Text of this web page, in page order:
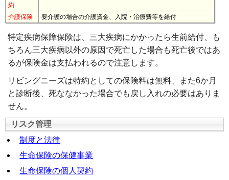
約
介護保険 要介護の場合の介護資金、入院・治療費等を給付
特定疾病保障保険は、三大疾病にかかったら生前給付、も
ちろん三大疾病以外の原因で死亡した場合も死亡後ではあ
るが保険金は支払われるので注意します。
リビングニーズは特約としての保険料は無料、また6か月
と診断後、死ななかった場合でも戻し入れの必要はありま
せん。
リスク管理
制度と法律
生命保険の保健事業
生命保険の個人契約